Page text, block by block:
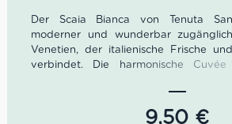
Der Scaia Bianca von Tenuta
moderner und wunderbar
Venetien, der italienische Frische
verbindet. Die harmonische Cuvée
Aromen von Birne, Pfirsich, Ananas,
Jasmin sowie einem angenehm
9,50 €